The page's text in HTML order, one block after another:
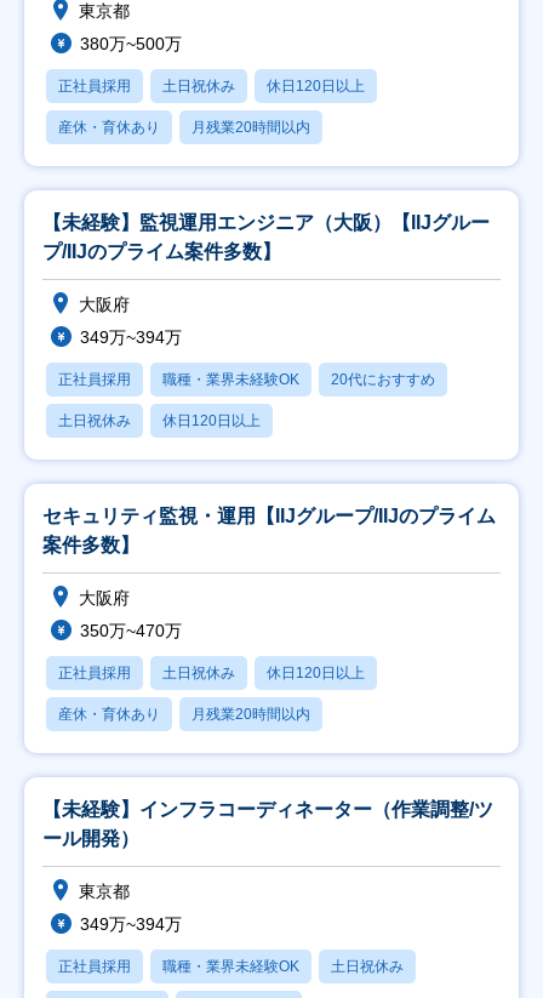
東京都
380万~500万
正社員採用 土日祝休み 休日120日以上
産休・育休あり 月残業20時間以内
【未経験】監視運用エンジニア（大阪）【IIJグルー
プ/IIJのプライム案件多数】
大阪府
349万~394万
正社員採用 職種・業界未経験OK 20代におすすめ
土日祝休み 休日120日以上
セキュリティ監視・運用【IIJグループ/IIJのプライム
案件多数】
大阪府
350万~470万
正社員採用 土日祝休み 休日120日以上
産休・育休あり 月残業20時間以内
【未経験】インフラコーディネーター（作業調整/ツ
ール開発）
東京都
349万~394万
正社員採用 職種・業界未経験OK 土日祝休み